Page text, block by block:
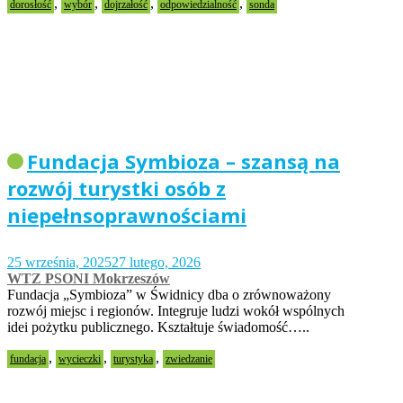
dorosłość wybór dojrzałość odpowiedzialność sonda
Fundacja Symbioza – szansą na
rozwój turystki osób z
niepełnsoprawnościami
25 września, 202527 lutego, 2026
WTZ PSONI Mokrzeszów
Fundacja „Symbioza” w Świdnicy dba o zrównoważony
rozwój miejsc i regionów. Integruje ludzi wokół wspólnych
idei pożytku publicznego. Kształtuje świadomość…..
fundacja , wycieczki , turystyka , zwiedzanie